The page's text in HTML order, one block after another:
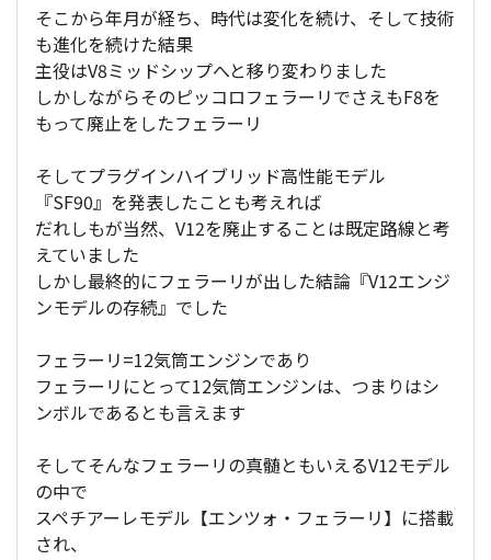
そこから年月が経ち、時代は変化を続け、そして技術
も進化を続けた結果
主役はV8ミッドシップへと移り変わりました
しかしながらそのピッコロフェラーリでさえもF8を
もって廃止をしたフェラーリ
そしてプラグインハイブリッド高性能モデル
『SF90』を発表したことも考えれば
だれしもが当然、V12を廃止することは既定路線と考
えていました
しかし最終的にフェラーリが出した結論『V12エンジ
ンモデルの存続』でした
フェラーリ=12気筒エンジンであり
フェラーリにとって12気筒エンジンは、つまりはシ
ンボルであるとも言えます
そしてそんなフェラーリの真髄ともいえるV12モデル
の中で
スペチアーレモデル【エンツォ・フェラーリ】に搭載
され、